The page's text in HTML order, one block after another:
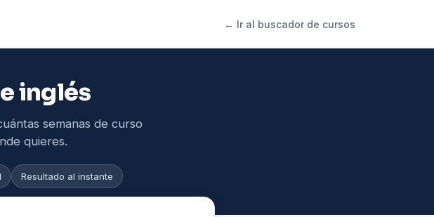
← Ir al buscador de cursos
inglés
semanas de curso
quieres.
Resultado al instante